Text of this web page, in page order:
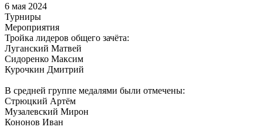
6 мая 2024
Турниры
Мероприятия
Тройка лидеров общего зачёта:
Луганский Матвей
Сидоренко Максим
Курочкин Дмитрий
В средней группе медалями были отмечены:
Стрюцкий Артём
Музалевский Мирон
Кононов Иван